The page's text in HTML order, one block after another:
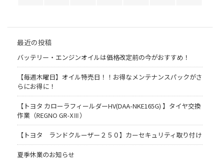
最近の投稿
バッテリー・エンジンオイルは価格改定前の今がおすすめ！
【毎週木曜日】オイル特売日！！お得なメンテナンスパックがさ
らにお得に！
【トヨタ カローラフィールダーHV(DAA-NKE165G) 】タイヤ交換
作業（REGNO GR-XⅢ）
【トヨタ ランドクルーザー２５０】カーセキュリティ取り付け
夏季休業のお知らせ